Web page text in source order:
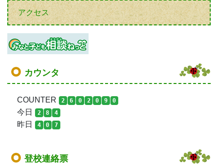
アクセス
カウンタ
COUNTER 2 6 0 2 0 9 0
今日 2 8 4
昨日 4 0 7
登校連絡票